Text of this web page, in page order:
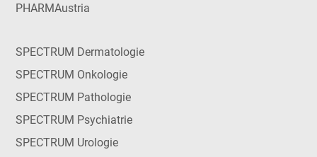
PHARMAustria
SPECTRUM Dermatologie
SPECTRUM Onkologie
SPECTRUM Pathologie
SPECTRUM Psychiatrie
SPECTRUM Urologie